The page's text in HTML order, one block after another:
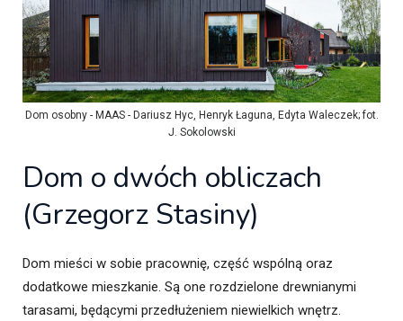
Dom osobny - MAAS - Dariusz Hyc, Henryk Łaguna, Edyta Waleczek; fot.
J. Sokolowski
Dom o dwóch obliczach
(Grzegorz Stasiny)
Dom mieści w sobie pracownię, część wspólną oraz
dodatkowe mieszkanie. Są one rozdzielone drewnianymi
tarasami, będącymi przedłużeniem niewielkich wnętrz.